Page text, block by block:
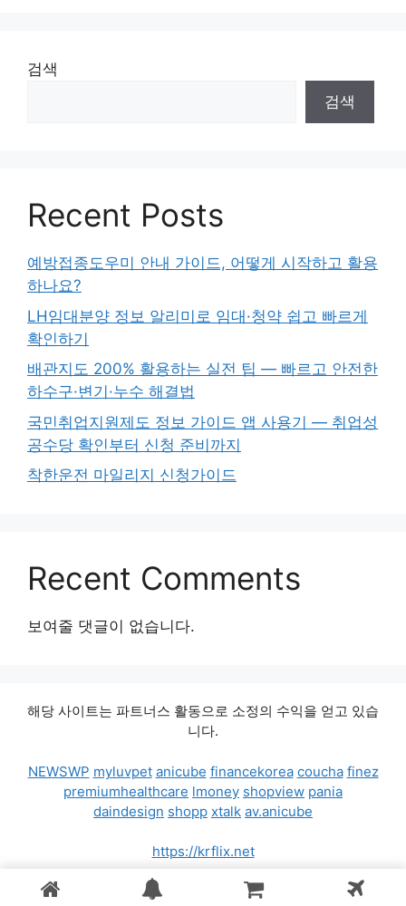
검색
검색
Recent Posts
예방접종도우미 안내 가이드, 어떻게 시작하고 활용
하나요?
LH임대분양 정보 알리미로 임대·청약 쉽고 빠르게
확인하기
배관지도 200% 활용하는 실전 팁 — 빠르고 안전한
하수구·변기·누수 해결법
국민취업지원제도 정보 가이드 앱 사용기 — 취업성
공수당 확인부터 신청 준비까지
착한운전 마일리지 신청가이드
Recent Comments
보여줄 댓글이 없습니다.
해당 사이트는 파트너스 활동으로 소정의 수익을 얻고 있습
니다.
NEWSWP myluvpet anicube financekorea coucha finez
premiumhealthcare lmoney shopview pania
daindesign shopp xtalk av.anicube
https://krflix.net
© 2026 가격비교차트 • 제작됨GeneratePress